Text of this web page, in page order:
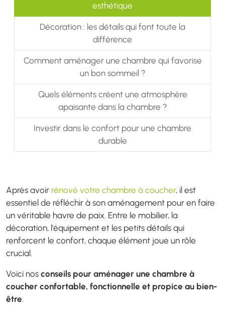
Après avoir rénové votre chambre à coucher, il est
essentiel de réfléchir à son aménagement pour en faire
un véritable havre de paix. Entre le mobilier, la
décoration, l'équipement et les petits détails qui
renforcent le confort, chaque élément joue un rôle
crucial.
Voici nos conseils pour aménager une chambre à
coucher confortable, fonctionnelle et propice au bien-
être.
esthétique
Décoration : les détails qui font toute la
différence
Comment aménager une chambre qui favorise
un bon sommeil ?
Quels éléments créent une atmosphère
apaisante dans la chambre ?
Investir dans le confort pour une chambre
durable